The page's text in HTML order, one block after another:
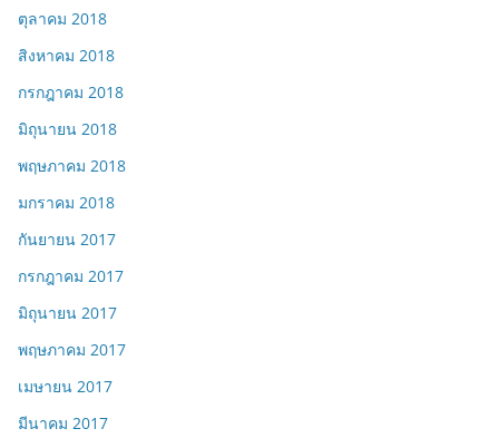
ตุลาคม 2018
สิงหาคม 2018
กรกฎาคม 2018
มิถุนายน 2018
พฤษภาคม 2018
มกราคม 2018
กันยายน 2017
กรกฎาคม 2017
มิถุนายน 2017
พฤษภาคม 2017
เมษายน 2017
มีนาคม 2017